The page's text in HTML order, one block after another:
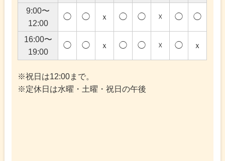
9:00〜
12:00
◯ ◯ ｘ ◯ ◯ ☓ ◯ ◯
16:00〜
19:00
◯ ◯ ｘ ◯ ◯ ☓ ◯ ｘ
※祝日は12:00まで。
※定休日は水曜・土曜・祝日の午後